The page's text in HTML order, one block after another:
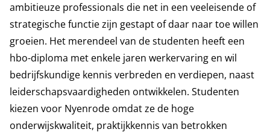
ambitieuze professionals die net in een veeleisende of
strategische functie zijn gestapt of daar naar toe willen
groeien. Het merendeel van de studenten heeft een
hbo-diploma met enkele jaren werkervaring en wil
bedrijfskundige kennis verbreden en verdiepen, naast
leiderschapsvaardigheden ontwikkelen. Studenten
kiezen voor Nyenrode omdat ze de hoge
onderwijskwaliteit, praktijkkennis van betrokken